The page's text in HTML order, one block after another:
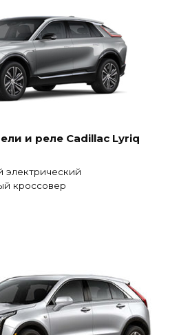
и реле Cadillac Lyriq
электрический
кроссовер